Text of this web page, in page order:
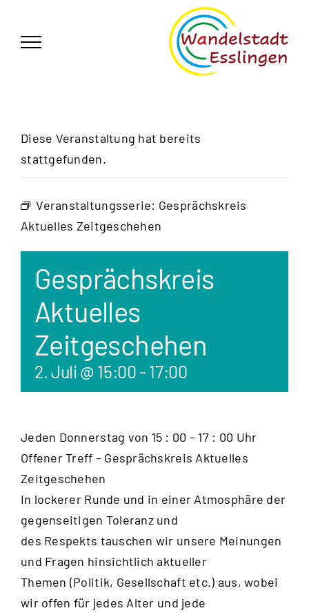
springen
Diese Veranstaltung hat bereits
stattgefunden.
Veranstaltungsserie: Gesprächskreis
Aktuelles Zeitgeschehen
Gesprächskreis
Aktuelles
Zeitgeschehen
2. Juli @ 15:00 - 17:00
Jeden Donnerstag von 15 : 00 – 17 : 00 Uhr
Offener Treff – Gesprächskreis Aktuelles
Zeitgeschehen
In lockerer Runde und in einer Atmosphäre der
gegenseitigen Toleranz und
des Respekts tauschen wir unsere Meinungen
und Fragen hinsichtlich aktueller
Themen (Politik, Gesellschaft etc.) aus, wobei
wir offen für jedes Alter und jede